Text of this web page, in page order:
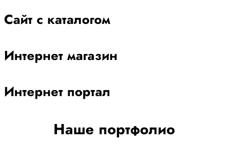
Сайт с каталогом
Интернет магазин
Интернет портал
Наше портфолио